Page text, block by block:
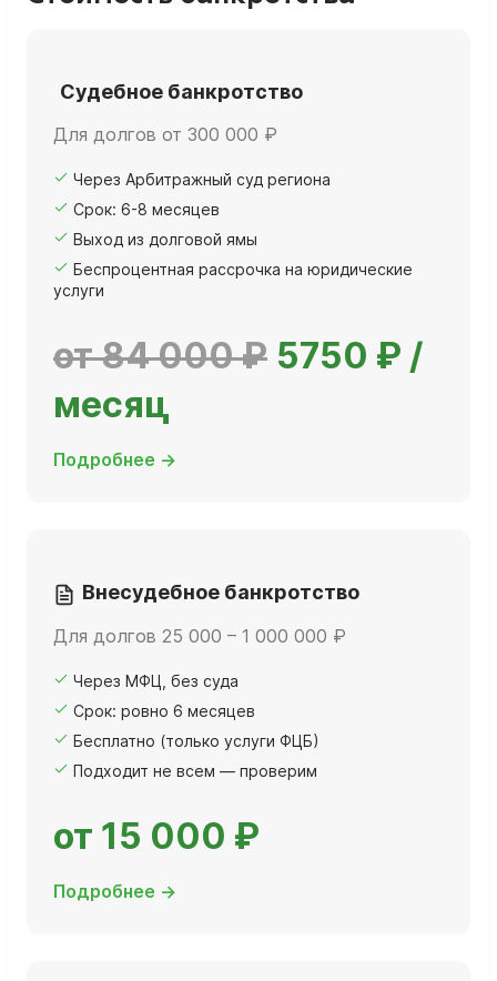
Судебное банкротство
Для долгов от 300 000 ₽
Через Арбитражный суд региона
Срок: 6-8 месяцев
Выход из долговой ямы
Беспроцентная рассрочка на юридические
услуги
от 84 000 ₽ 5750 ₽ /
месяц
Подробнее →
Внесудебное банкротство
Для долгов 25 000 – 1 000 000 ₽
Через МФЦ, без суда
Срок: ровно 6 месяцев
Бесплатно (только услуги ФЦБ)
Подходит не всем — проверим
от 15 000 ₽
Подробнее →